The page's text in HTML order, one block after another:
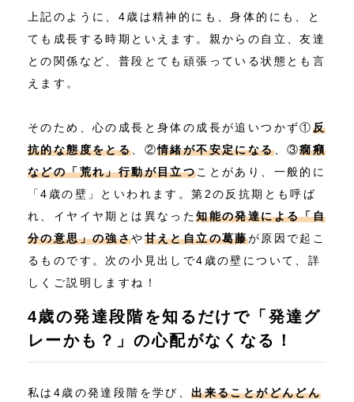
上記のように、4歳は精神的にも、身体的にも、と
ても成長する時期といえます。親からの自立、友達
との関係など、普段とても頑張っている状態とも言
えます。
そのため、心の成長と身体の成長が追いつかず①反
抗的な態度をとる 、②情緒が不安定になる、③癇癪
などの「荒れ」行動が目立つことがあり、一般的に
「4歳の壁」といわれます。第2の反抗期とも呼ば
れ、イヤイヤ期とは異なった知能の発達による「自
分の意思」の強さや甘えと自立の葛藤が原因で起こ
るものです。次の小見出しで4歳の壁について、詳
しくご説明しますね！
4歳の発達段階を知るだけで「発達グ
レーかも？」の心配がなくなる！
私は4歳の発達段階を学び、出来ることがどんどん